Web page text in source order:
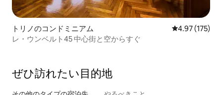
トリノのコンドミニアム レビュー175
4.97 (175)
レ・ウンベルト45 中心街と空からすぐ
ぜひ訪⁠れ⁠た⁠い目⁠的⁠地